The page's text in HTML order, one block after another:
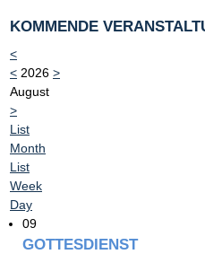
KOMMENDE
<
< 2026 >
August
>
List
Month
List
Week
Day
09
GOTTESDIENST